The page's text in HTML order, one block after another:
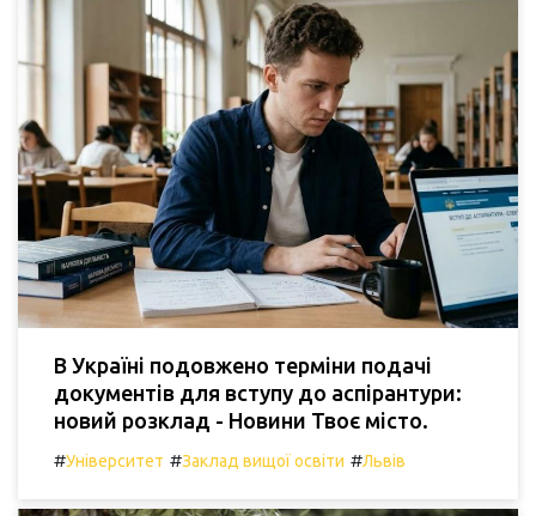
В Україні подовжено терміни подачі
документів для вступу до аспірантури:
новий розклад - Новини Твоє місто.
#Університет #Заклад вищої освіти #Львів